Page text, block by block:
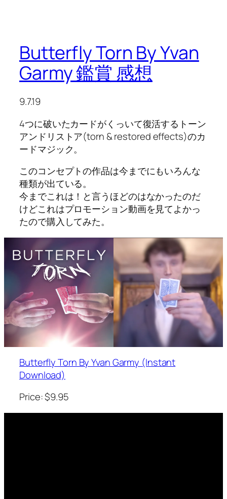
Butterfly Torn By Yvan
Garmy 鑑賞 感想
9.7.19
4つに破いたカードがくっいて復活するトーン
アンドリストア(torn & restored effects)のカ
ードマジック。
このコンセプトの作品は今までにもいろんな
種類が出ている。
今までこれは！と言うほどのはなかったのだ
けどこれはプロモーション動画を見てよかっ
たので購入してみた。
Butterfly Torn By Yvan Garmy (Instant
Download)
Price: $9.95